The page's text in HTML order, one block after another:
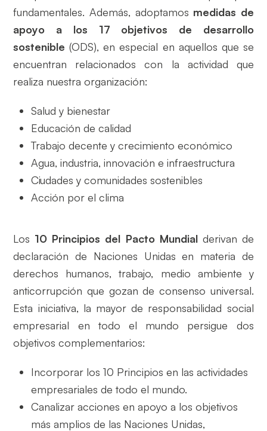
fundamentales. Además, adoptamos medidas de
apoyo a los 17 objetivos de desarrollo
sostenible (ODS), en especial en aquellos que se
encuentran relacionados con la actividad que
realiza nuestra organización:
Salud y bienestar
Educación de calidad
Trabajo decente y crecimiento económico
Agua, industria, innovación e infraestructura
Ciudades y comunidades sostenibles
Acción por el clima
Los 10 Principios del Pacto Mundialderivan de
declaración de Naciones Unidas en materia de
derechos humanos, trabajo, medio ambiente y
anticorrupción que gozan de consenso universal.
Esta iniciativa, la mayor de responsabilidad social
empresarial en todo el mundo persigue dos
objetivos complementarios:
Incorporar los 10 Principios en las actividades
empresariales de todo el mundo.
Canalizar acciones en apoyo a los objetivos
más amplios de las Naciones Unidas,